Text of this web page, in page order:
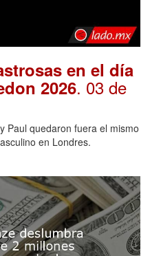
en el día
2026. 03 de
Paul quedaron fuera el mismo
en Londres.